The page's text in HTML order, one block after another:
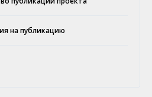
на публикацию